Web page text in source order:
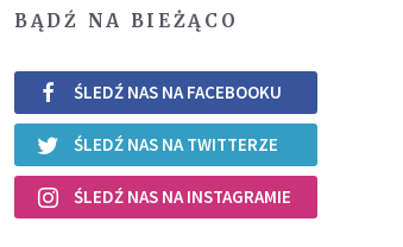
BĄDŹ NA BIEŻĄCO
ŚLEDŹ NAS NA FACEBOOKU
ŚLEDŹ NAS NA TWITTERZE
ŚLEDŹ NAS NA INSTAGRAMIE